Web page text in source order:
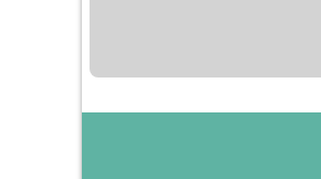
pentru bani.